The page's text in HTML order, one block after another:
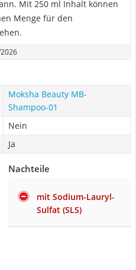
Mit 250 ml Inhalt können
Menge für den
Moksha Beauty MB-
Shampoo-01
Nein
Ja
Nachteile
mit Sodium-Lauryl-
Sulfat (SLS)